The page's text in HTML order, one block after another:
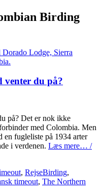
Birding
venter du på?
på? Det er nok ikke
med Colombia. Men
en fugleliste på 1934 arter
i verdenen. Læs mere… /
, RejseTags
Birding,
timeout, The Northern